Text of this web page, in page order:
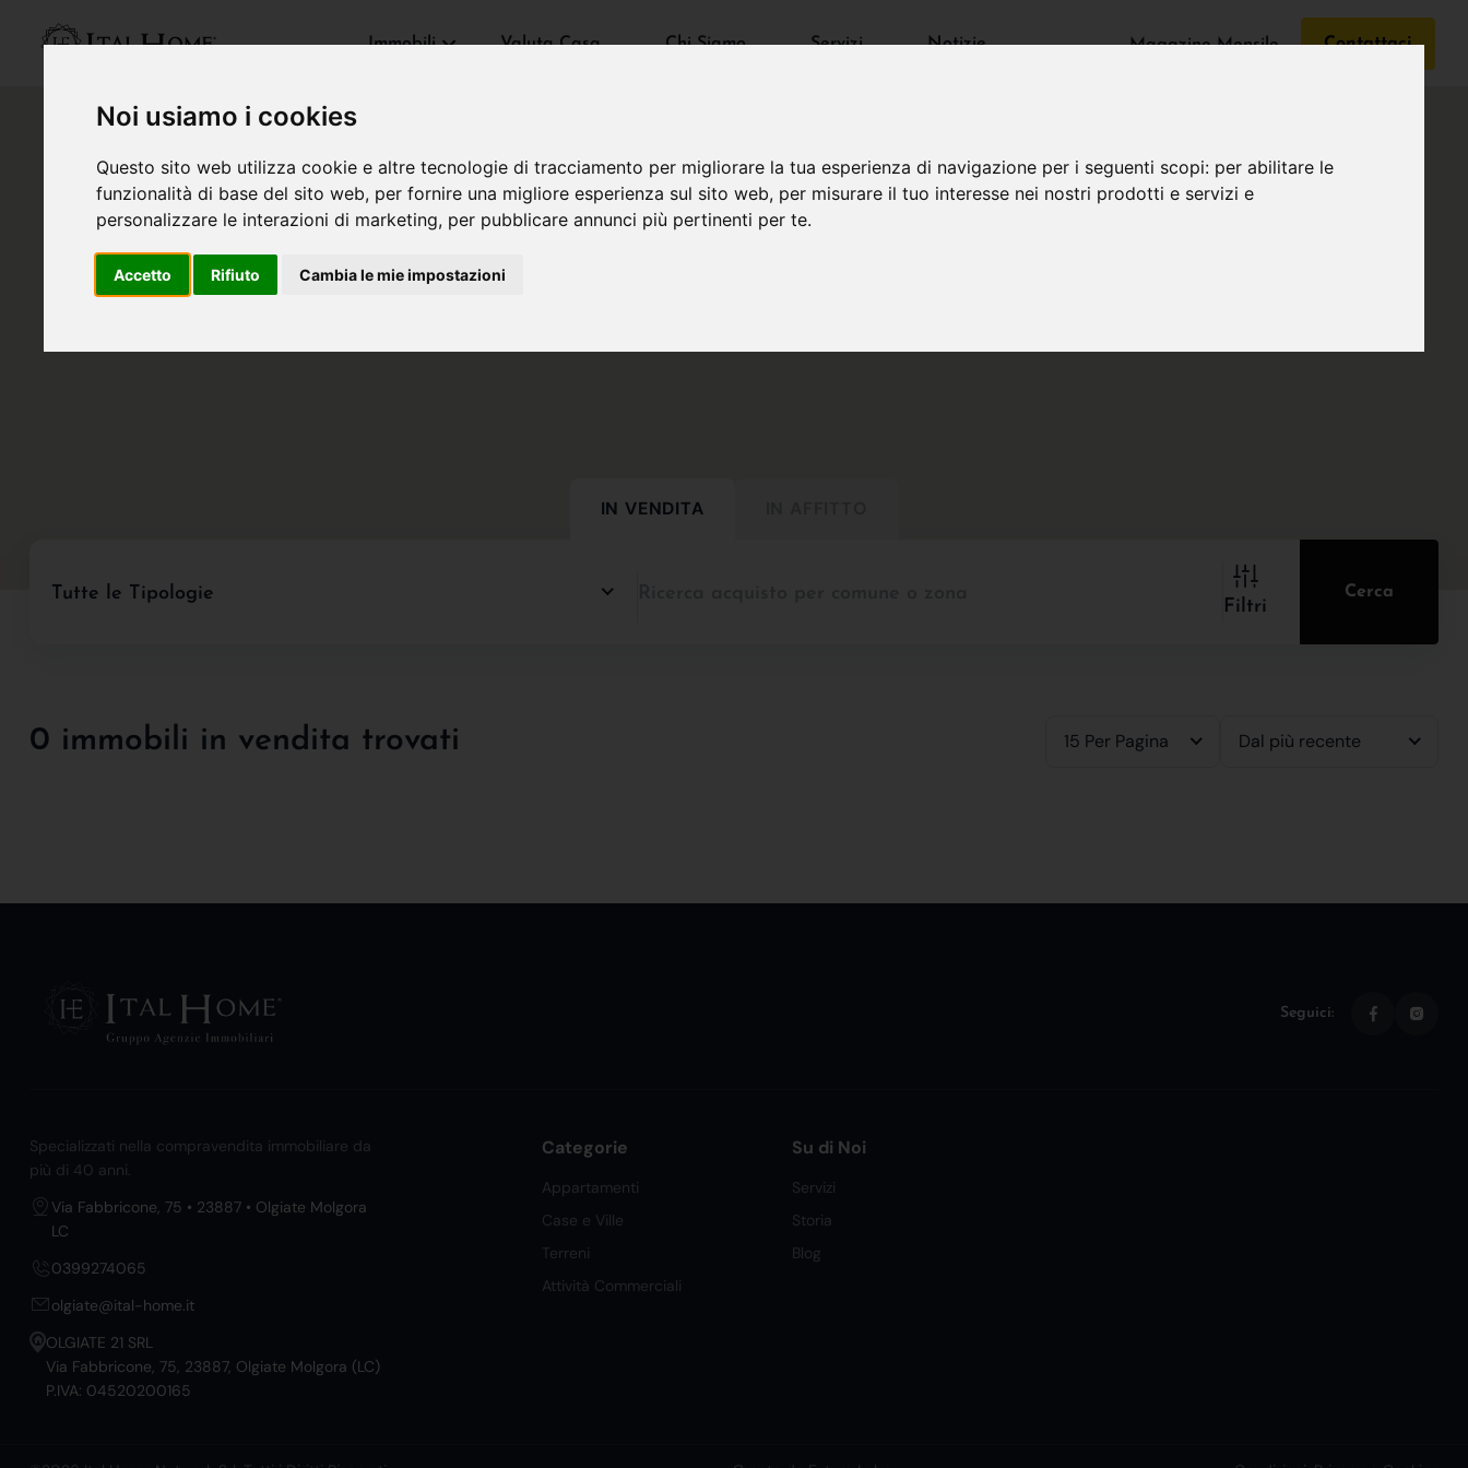
Noi usiamo i cookies
Questo sito web utilizza cookie e altre tecnologie di tracciamento per migliorare la tua esperienza di navigazione per i seguenti scopi: per abilitare le
funzionalità di base del sito web, per fornire una migliore esperienza sul sito web, per misurare il tuo interesse nei nostri prodotti e servizi e
personalizzare le interazioni di marketing, per pubblicare annunci più pertinenti per te.
Accetto Rifiuto Cambia le mie impostazioni
Immobili Valuta Casa Chi Siamo Servizi Notizie Magazine Mensile Contattaci
IN VENDITA
Tutte le Tipologie
Filtri
Cerca
0 immobili in vendita trovati 15 Per Pagina Dal più recente
Seguici:
Specializzati nella compravendita immobiliare da
più di 40 anni.
Via Fabbricone, 75 • 23887 • Olgiate Molgora
LC
0399274065
olgiate@ital-home.it
OLGIATE 21 SRL
Via Fabbricone, 75, 23887, Olgiate Molgora (LC)
P.IVA: 04520200165
Categorie
Appartamenti
Case e Ville
Terreni
Attività Commerciali
Su di Noi
Servizi
Storia
Blog